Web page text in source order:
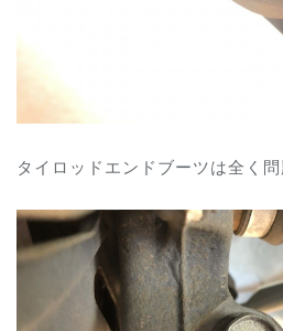
タイロッドエンドブーツは全く問